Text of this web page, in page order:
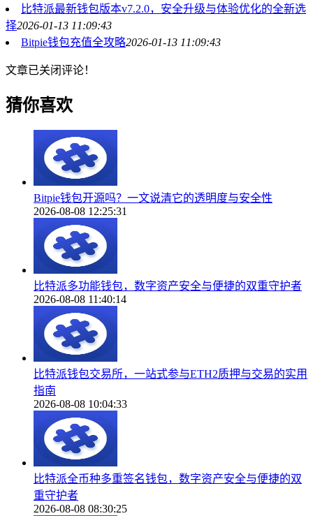
比特派最新钱包版本v7.2.0，安全升级与体验优化的全新选
择2026-01-13 11:09:43
Bitpie钱包充值全攻略2026-01-13 11:09:43
文章已关闭评论！
猜你喜欢
Bitpie钱包开源吗？一文说清它的透明度与安全性
2026-08-08 12:25:31
比特派多功能钱包，数字资产安全与便捷的双重守护者
2026-08-08 11:40:14
比特派钱包交易所，一站式参与ETH2质押与交易的实用
指南
2026-08-08 10:04:33
比特派全币种多重签名钱包，数字资产安全与便捷的双
重守护者
2026-08-08 08:30:25